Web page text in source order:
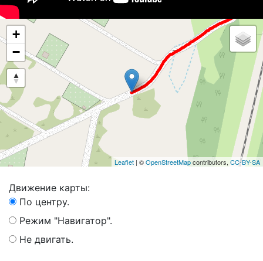
+
−
Leaflet | ©OpenStreetMapcontributors, CC-BY-SA
Движение карты:
По центру.
Режим "Навигатор".
Не двигать.